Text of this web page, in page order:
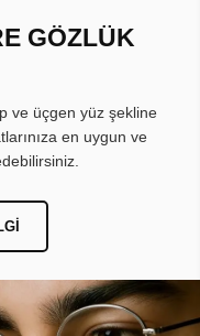
GÖZLÜK
ve üçgen yüz şekline
en uygun ve